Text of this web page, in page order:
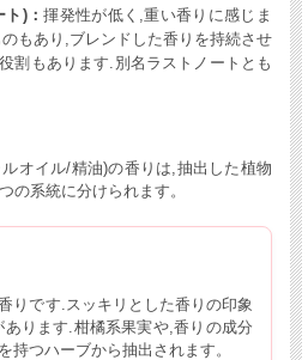
ト)：揮発性が低く,重い香りに感じま
もあり,ブレンドした香りを持続させ
割もあります.別名ラストノートとも
オイル/精油)の香りは,抽出した植物
の系統に分けられます。
りです.スッキリとした香りの印象
ります.柑橘系果実や,香りの成分
持つハーブから抽出されます。